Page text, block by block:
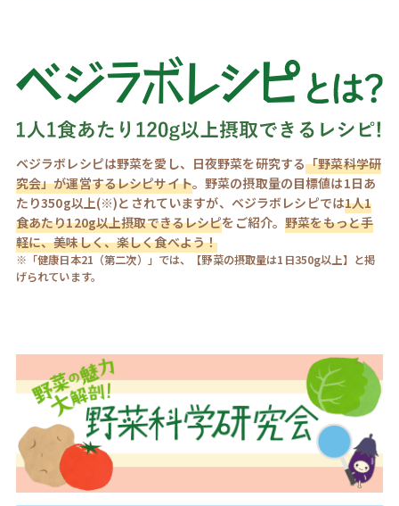
ベジラボレシピは野菜を愛し、日夜野菜を研究する「野菜科学研
究会」が運営するレシピサイト。野菜の摂取量の目標値は1日あ
たり350g以上(※)とされていますが、ベジラボレシピでは1人1
食あたり120g以上摂取できるレシピをご紹介。野菜をもっと手
軽に、美味しく、楽しく食べよう！
※「健康日本21（第二次）」では、【野菜の摂取量は1日350g以上】と掲
げられています。